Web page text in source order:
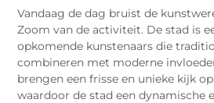
Vandaag de dag bruist de
Zoom van de activiteit. De stad is
opkomende kunstenaars die
combineren met moderne
brengen een frisse en unieke kijk
waardoor de stad een dynamische